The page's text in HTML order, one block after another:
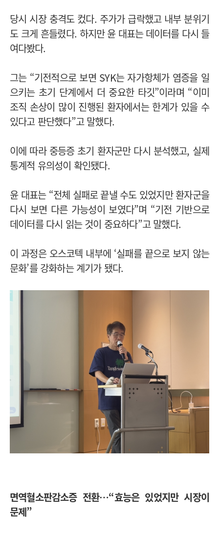
당시 시장 충격도 컸다. 주가가 급락했고 내부 분위기
도 크게 흔들렸다. 하지만 윤 대표는 데이터를 다시 들
여다봤다.
그는 “기전적으로 보면 SYK는 자가항체가 염증을 일
으키는 초기 단계에서 더 중요한 타깃”이라며 “이미
조직 손상이 많이 진행된 환자에서는 한계가 있을 수
있다고 판단했다”고 말했다.
이에 따라 중등증 초기 환자군만 다시 분석했고, 실제
통계적 유의성이 확인됐다.
윤 대표는 “전체 실패로 끝낼 수도 있었지만 환자군을
다시 보면 다른 가능성이 보였다”며 “기전 기반으로
데이터를 다시 읽는 것이 중요하다”고 말했다.
이 과정은 오스코텍 내부에 ‘실패를 끝으로 보지 않는
문화’를 강화하는 계기가 됐다.
면역혈소판감소증 전환…“효능은 있었지만 시장이
문제”